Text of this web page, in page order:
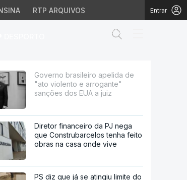
RTP ARQUIVOS Entrar
sanções
Governo brasileiro apelida de
"ato violento e arrogante"
sanções dos EUA a juiz
Diretor financeiro da PJ nega
que Construbarcelos tenha feito
obras na casa onde vive
PS diz que já se atingiu limite do